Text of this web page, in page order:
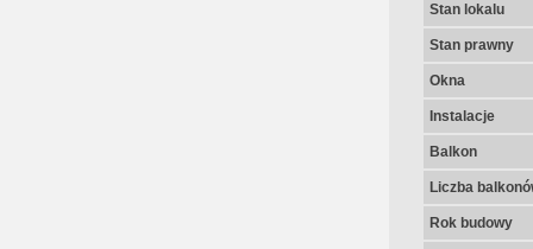
Stan lokalu
Stan prawny
Okna
Instalacje
Balkon
Liczba
Rok budowy